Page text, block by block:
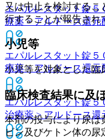
エパルレスタット錠５
療薬 > アルドース還元
エパルレスタット錠５
療薬 > アルドース還元
エパルレスタット錠５
治療薬 > アルドース還
又は中止を検討する
行することが報告され
小児等
小児等を対象とした臨
臨床検査結果に及
本剤の投与により尿は
ビン及びケトン体の尿